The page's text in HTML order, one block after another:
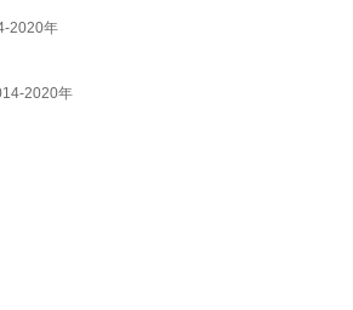
2020年
2020年